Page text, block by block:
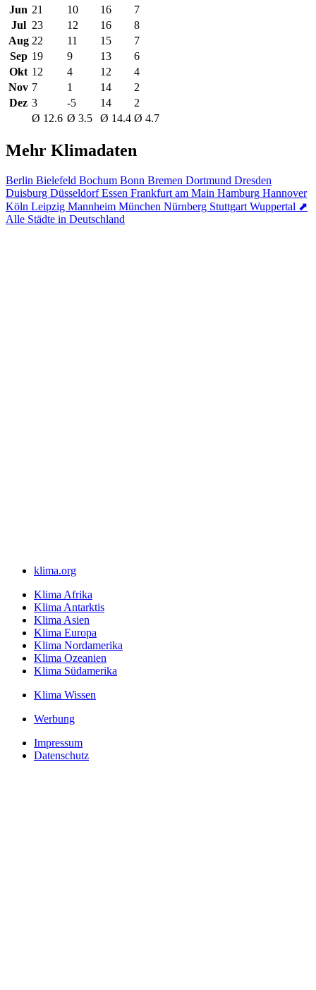
Jun 21 10 16
7
Jul 23 12 16
8
Aug 22 11 15
7
Sep 19 9 13
6
Okt 12 4 12
4
Nov 7 1 14
2
Dez 3 -5 14
2
Ø 12.6 Ø 3.5 Ø 14.4 Ø 4.7
Mehr Klimadaten
Berlin Bielefeld Bochum Bonn Bremen Dortmund Dresden
Duisburg DüsseldorfEssen Frankfurt am Main Hamburg Hannover
Köln Leipzig Mannheim München Nürnberg Stuttgart Wuppertal ⬈
Alle Städte in Deutschland
klima.org
Klima Afrika
Klima Antarktis
Klima Asien
Klima Europa
Klima Nordamerika
Klima Ozeanien
Klima Südamerika
Klima Wissen
Werbung
Impressum
Datenschutz